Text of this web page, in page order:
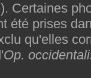
Certaines
été prises
qu'elles
Op.